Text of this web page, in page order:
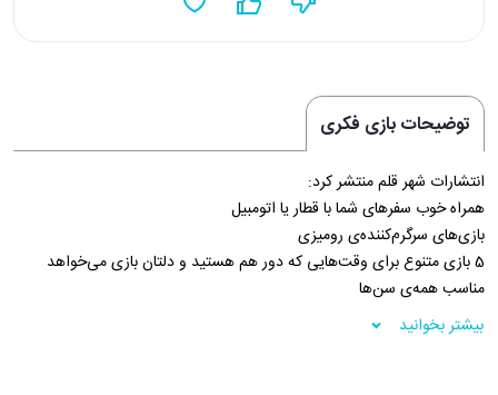
توضیحات بازی فکری
انتشارات شهر قلم منتشر کرد:
همراه خوب سفرهای شما با قطار یا اتومبیل
بازی‌های سرگرم‌کننده‌ی رومیزی
5 بازی متنوع برای وقت‌هایی که دور هم هستید و دلتان بازی می‌خواهد
مناسب همه‌ی سن‌ها
از 2 تا 6 بازیکن
فروشگاه اینترنتی 30بوک
بیشتر بخوانید